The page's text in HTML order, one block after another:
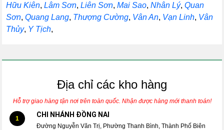
Hữu Kiên,Lâm Sơn,Liên Sơn,Mai Sao,Nhân Lý,Quan
Sơn,Quang Lang, Thượng Cường, Vân An, Vạn Linh, Vân
Thủy, Y Tịch,
Địa chỉ các kho hàng
Hỗ trợ giao hàng tận nơi trên toàn quốc. Nhận được hàng mới thanh toán!
1 CHI NHÁNH ĐỒNG NAI
Đường Nguyễn Văn Trị, Phường Thanh Bình, Thành Phố Biên